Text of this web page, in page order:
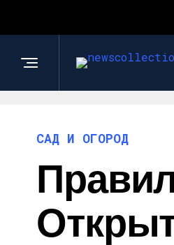
САД И ОГОРОД